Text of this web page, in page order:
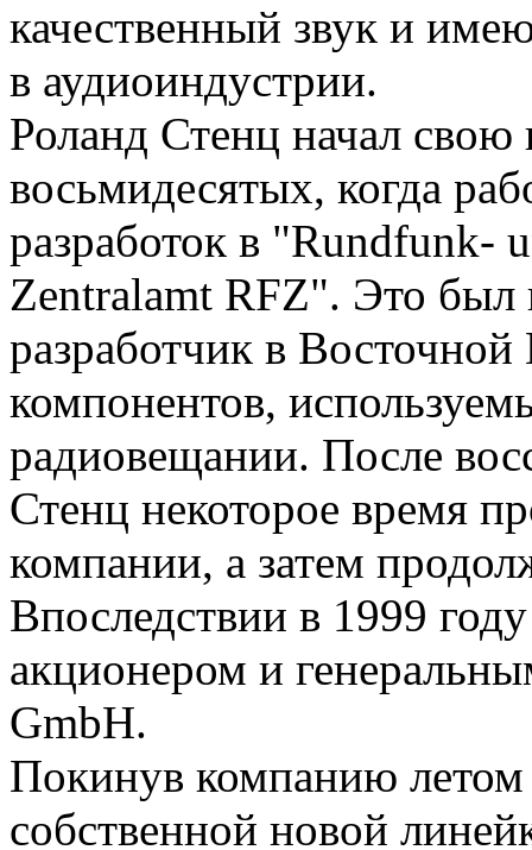
качественный звук и
в аудиоиндустрии.
Роланд Стенц начал свою
восьмидесятых, когда
разработок в "Rundfunk-
Zentralamt RFZ". Это
разработчик в
компонентов,
радиовещании. После
Стенц некоторое время
компании, а затем
Впоследствии в 1999
акционером и
GmbH.
Покинув компанию летом
собственной новой